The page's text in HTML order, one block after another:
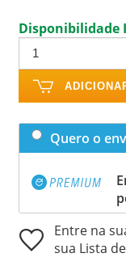
Disponibilidade
Quero o
Entre na
sua Lista